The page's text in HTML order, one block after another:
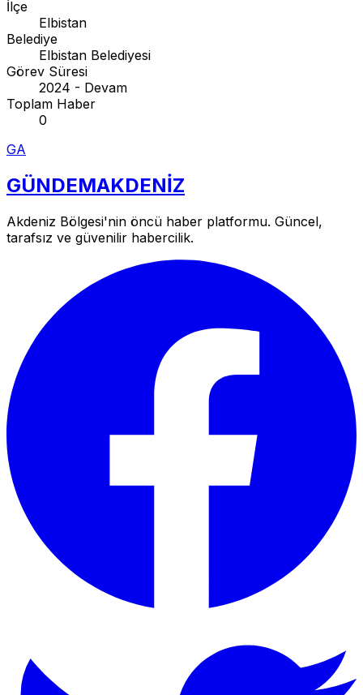
İlçe
Elbistan
Belediye
Elbistan Belediyesi
Görev Süresi
2024 - Devam
Toplam Haber
0
GA
GÜNDEMAKDENİZ
Akdeniz Bölgesi'nin öncü haber platformu. Güncel,
tarafsız ve güvenilir habercilik.